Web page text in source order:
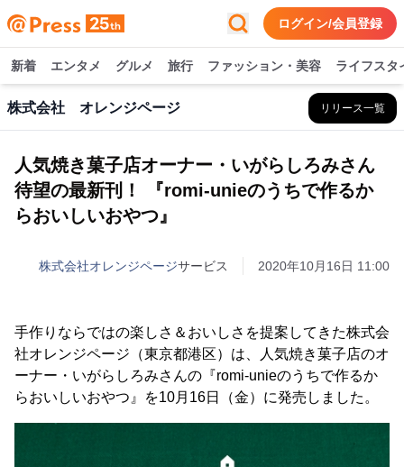
ログイン/会員登録
新着 エンタメ グルメ 旅行 ファッション・美容 ライフスタ
株式会社 オレンジページ リリース一覧
人気焼き菓子店オーナー・いがらしろみさん
待望の最新刊！ 『romi-unieのうちで作るか
らおいしいおやつ』
株式会社オレンジページサービス 2020年10月16日 11:00
手作りならではの楽しさ＆おいしさを提案してきた株式会
社オレンジページ（東京都港区）は、人気焼き菓子店のオ
ーナー・いがらしろみさんの『romi-unieのうちで作るか
らおいしいおやつ』を10月16日（金）に発売しました。